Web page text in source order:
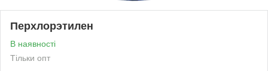
Перхлорэтилен
В наявності
Тільки опт